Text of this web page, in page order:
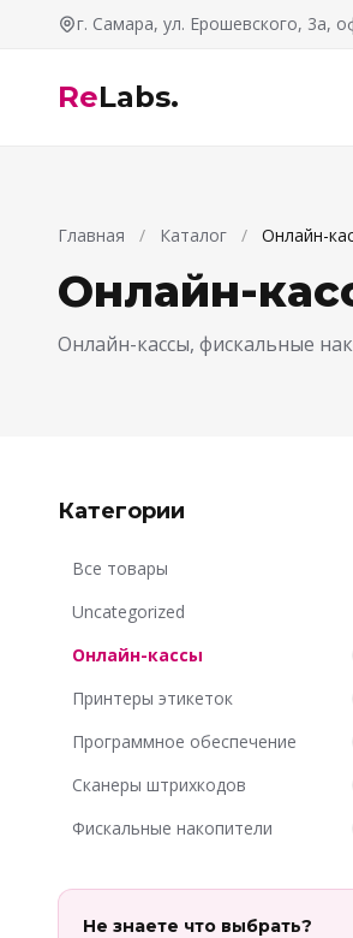
Перейти к содержимому
г. Самара, ул. Ерошевского, 3а,
ReLabs.
Главная / Каталог / Онлайн-
Онлайн-
Онлайн-кассы, фискальные
Категории
Все товары
Uncategorized
Онлайн-кассы
Принтеры этикеток
Программное обеспечение
Сканеры штрихкодов
Фискальные накопители
Не знаете что выбрать?